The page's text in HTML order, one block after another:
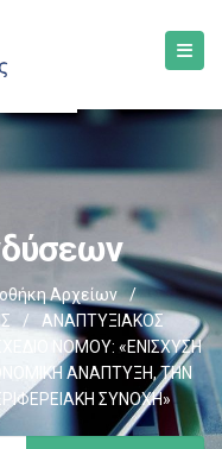
Αρχείων
/
/
ΑΝΑΠΤΥΞΙΑΚΟΣ
ΣΧΕΔΙΟ ΝΟΜΟΥ: «ΕΝΙΣΧΥΣΗ
ΑΝΑΠΤΥΞΗ, ΤΗΝ
ΣΥΝΟΧΗ»